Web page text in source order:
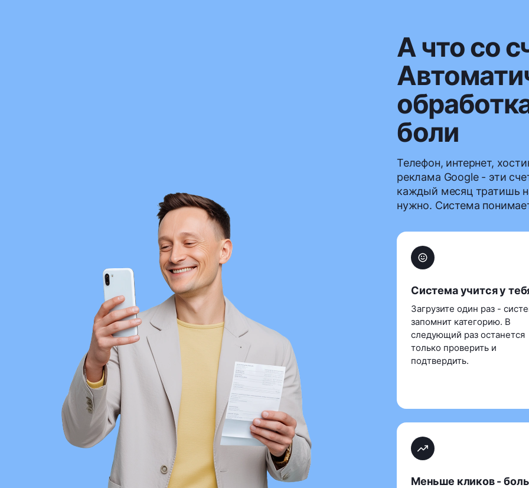
А что со
боли
Телефон, интернет,
реклама Google - эти
каждый месяц тратишь
нужно. Система
Система учится у
Загрузите один раз -
запомнит категорию. В
следующий раз останется
только проверить и
подтвердить.
Меньше кликов -